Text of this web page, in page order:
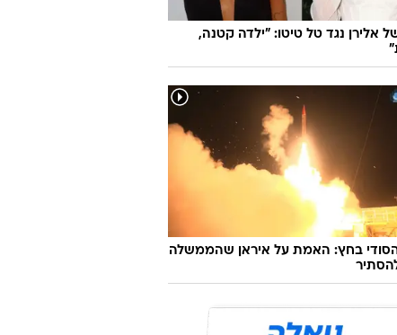
אלירן נגד טל טיטו: "ילדה קטנה,
הסודי בחץ: האמת על איראן שהממשלה